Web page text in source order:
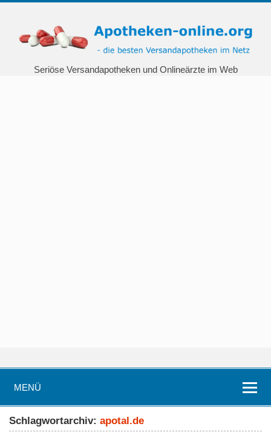
Seriöse Versandapotheken und Onlineärzte im Web
MENÜ
Schlagwortarchiv:apotal.de